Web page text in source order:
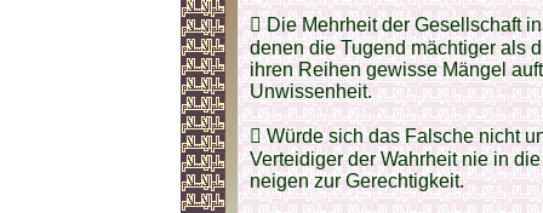
 Die Mehrheit der Gesellschaft
denen die Tugend mächtiger als
ihren Reihen gewisse Mängel
Unwissenheit.
 Würde sich das Falsche nicht
Verteidiger der Wahrheit nie in
neigen zur Gerechtigkeit.